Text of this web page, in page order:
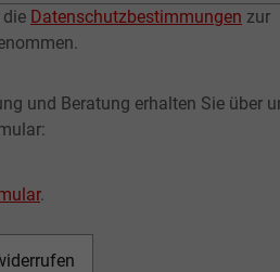
die Datenschutzbestimmungen zur
und Beratung erhalten Sie über
.